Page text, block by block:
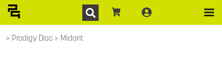
Prodigy Disc Midarit